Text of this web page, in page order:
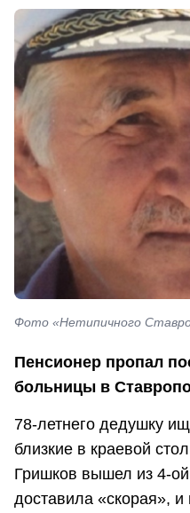
Фото «Нетипичного
Пенсионер пропал
больницы в
78-летнего дедушку
близкие в краевой
Гришков вышел из 4-
доставила «скорая»,